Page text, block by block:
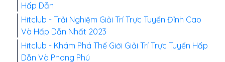
Hấp Dẫn
Hitclub - Trải Nghiệm Giải Trí Trực Tuyến Đỉnh Cao
Và Hấp Dẫn Nhất 2023
Hitclub - Khám Phá Thế Giới Giải Trí Trực Tuyến Hấp
Dẫn Và Phong Phú